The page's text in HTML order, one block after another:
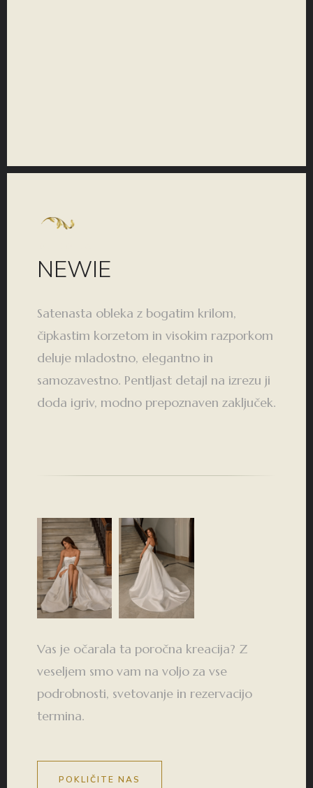
NEWIE
Satenasta obleka z bogatim krilom,
čipkastim korzetom in visokim razporkom
deluje mladostno, elegantno in
samozavestno. Pentljast detajl na izrezu ji
doda igriv, modno prepoznaven zaključek.
Vas je očarala ta poročna kreacija? Z
veseljem smo vam na voljo za vse
podrobnosti, svetovanje in rezervacijo
termina.
POKLIČITE NAS